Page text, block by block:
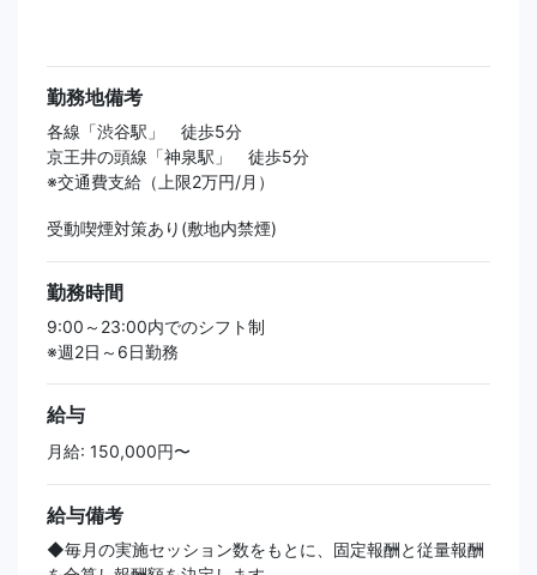
勤務地備考
各線「渋谷駅」 徒歩5分
京王井の頭線「神泉駅」 徒歩5分
※交通費支給（上限2万円/月）
受動喫煙対策あり(敷地内禁煙)
勤務時間
9:00～23:00内でのシフト制
※週2日～6日勤務
給与
月給: 150,000円〜
給与備考
◆毎月の実施セッション数をもとに、固定報酬と従量報酬